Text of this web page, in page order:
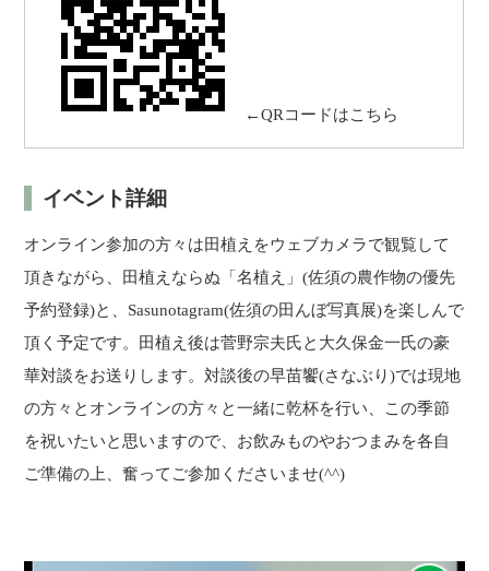
←QRコードはこちら
イベント詳細
オンライン参加の方々は田植えをウェブカメラで観覧して
頂きながら、田植えならぬ「名植え」(佐須の農作物の優先
予約登録)と、Sasunotagram(佐須の田んぼ写真展)を楽しんで
頂く予定です。田植え後は菅野宗夫氏と大久保金一氏の豪
華対談をお送りします。対談後の早苗饗(さなぶり)では現地
の方々とオンラインの方々と一緒に乾杯を行い、この季節
を祝いたいと思いますので、お飲みものやおつまみを各自
ご準備の上、奮ってご参加くださいませ(^^)